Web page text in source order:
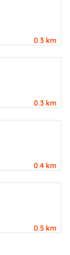
0.3 km
0.3 km
0.4 km
0.5 km